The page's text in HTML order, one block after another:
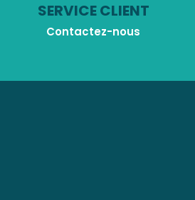
SERVICE CLIENT
Contactez-nous